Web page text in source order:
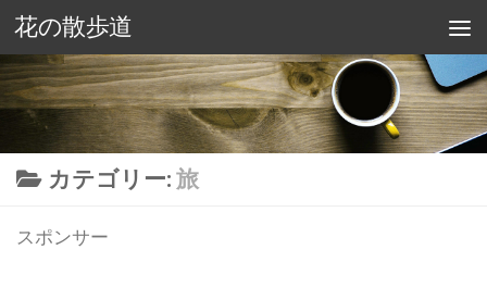
花の散歩道
カテゴリー:旅
スポンサー